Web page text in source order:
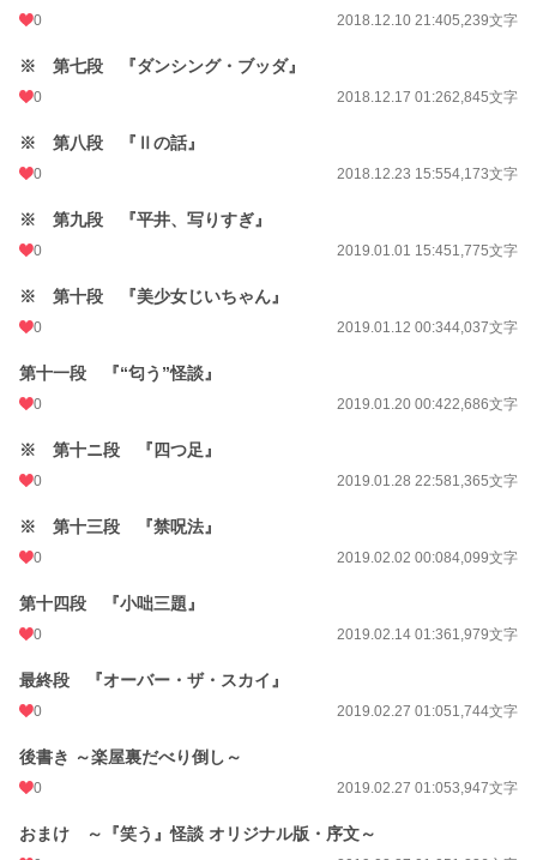
累計ポイント
0 2018.12.10 21:405,239文字
※ 第七段 『ダンシング・ブッダ』
0 2018.12.17 01:262,845文字
※ 第八段 『Ⅱの話』
0 2018.12.23 15:554,173文字
※ 第九段 『平井、写りすぎ』
0 2019.01.01 15:451,775文字
※ 第十段 『美少女じいちゃん』
0 2019.01.12 00:344,037文字
第十一段 『“匂う”怪談』
0 2019.01.20 00:422,686文字
※ 第十ニ段 『四つ足』
0 2019.01.28 22:581,365文字
※ 第十三段 『禁呪法』
0 2019.02.02 00:084,099文字
第十四段 『小咄三題』
0 2019.02.14 01:361,979文字
最終段 『オーバー・ザ・スカイ』
0 2019.02.27 01:051,744文字
後書き ～楽屋裏だべり倒し～
0 2019.02.27 01:053,947文字
おまけ ～『笑う』怪談 オリジナル版・序文～